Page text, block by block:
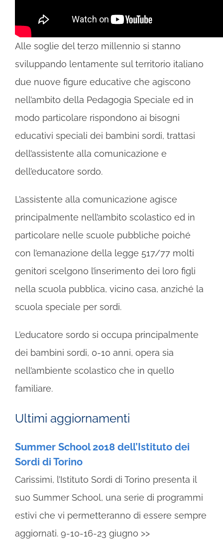
Alle soglie del terzo millennio si stanno
sviluppando lentamente sul territorio italiano
due nuove figure educative che agiscono
nell’ambito della Pedagogia Speciale ed in
modo particolare rispondono ai bisogni
educativi speciali dei bambini sordi, trattasi
dell’assistente alla comunicazione e
dell’educatore sordo.
L’assistente alla comunicazione agisce
principalmente nell’ambito scolastico ed in
particolare nelle scuole pubbliche poiché
con l’emanazione della legge 517/77 molti
genitori scelgono l’inserimento dei loro figli
nella scuola pubblica, vicino casa, anziché la
scuola speciale per sordi.
L’educatore sordo si occupa principalmente
dei bambini sordi, 0-10 anni, opera sia
nell’ambiente scolastico che in quello
familiare.
Ultimi aggiornamenti
Summer School 2018 dell’Istituto dei
Sordi di Torino
Carissimi, l’Istituto Sordi di Torino presenta il
suo Summer School, una serie di programmi
estivi che vi permetteranno di essere sempre
aggiornati. 9-10-16-23 giugno >>